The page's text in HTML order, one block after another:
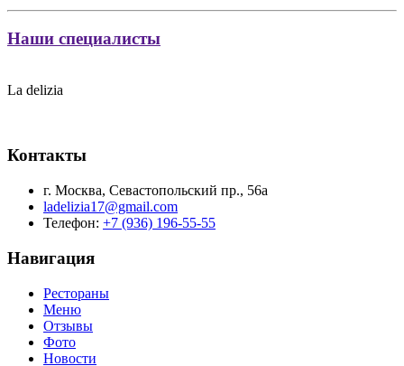
Наши специалисты
La delizia
Контакты
г. Москва, Севастопольский пр., 56а
ladelizia17@gmail.com
Телефон: +7 (936) 196-55-55
Навигация
Рестораны
Меню
Отзывы
Фото
Новости